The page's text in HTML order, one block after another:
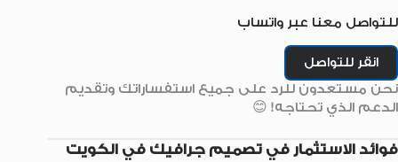
للتواصل معنا عبر واتساب
انقر للتواصل
نحن مستعدون للرد على جميع استفساراتك وتقديم
الدعم الذي تحتاجه! 😊
فوائد الاستثمار في تصميم جرافيك في الكويت